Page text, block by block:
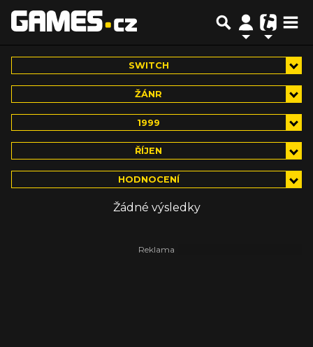
SWITCH
ŽÁNR
1999
ŘÍJEN
HODNOCENÍ
Žádné výsledky